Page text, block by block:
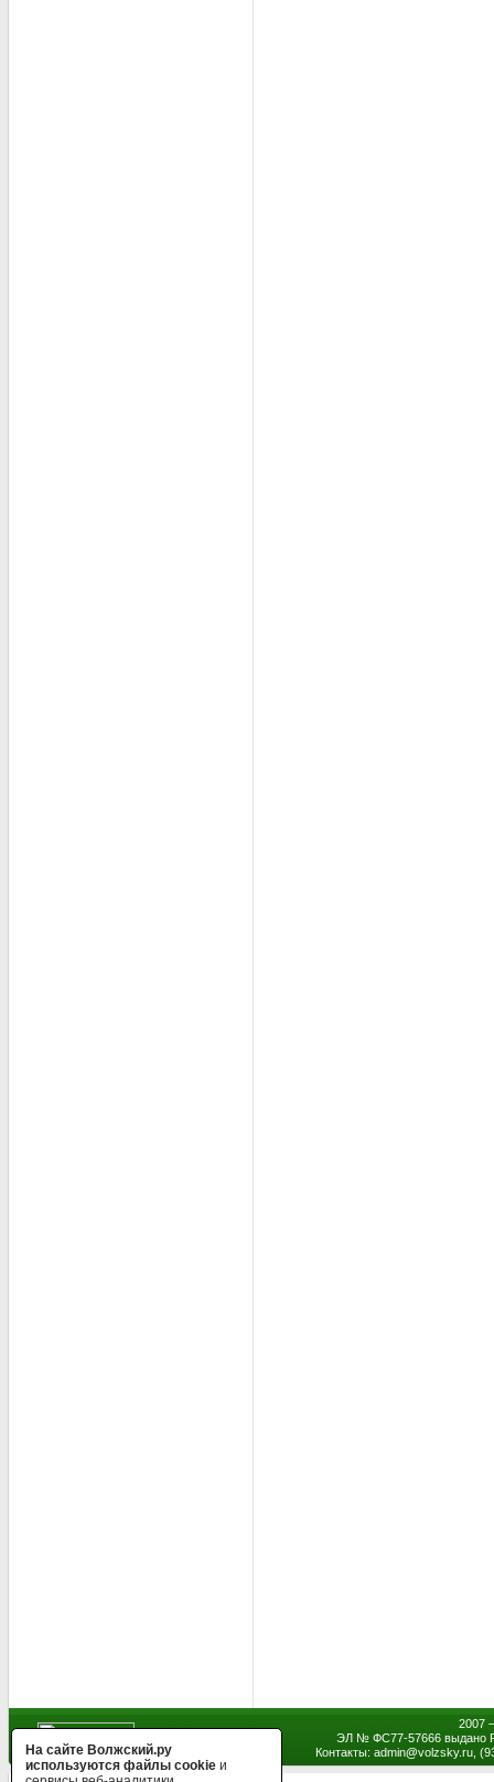
2007
ЭЛ № ФС77-57666 выдано
Контакты: admin@volzsky.ru,
На сайте Волжский.ру
используются файлы cookie и